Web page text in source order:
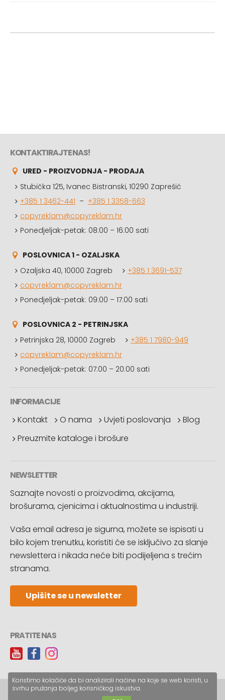
KONTAKTIRAJTE NAS!
URED - PROIZVODNJA - PRODAJA
Stubička 125, Ivanec Bistranski, 10290 Zaprešić
+385 1 3462-441 – +385 1 3358-663
copyreklam@copyreklam.hr
Ponedjeljak-petak: 08:00 – 16:00 sati
POSLOVNICA 1 - OZALJSKA
Ozaljska 40, 10000 Zagreb
+385 1 3691-537
copyreklam@copyreklam.hr
Ponedjeljak-petak: 09:00 – 17:00 sati
POSLOVNICA 2 - PETRINJSKA
Petrinjska 28, 10000 Zagreb
+385 1 7980-949
copyreklam@copyreklam.hr
Ponedjeljak-petak: 07:00 – 20:00 sati
INFORMACIJE
Kontakt
O nama Uvjeti poslovanja
Blog
Preuzmite kataloge i brošure
NEWSLETTER
Saznajte novosti o proizvodima, akcijama,
brošurama, cjenicima i aktualnostima u industriji.
Vaša email adresa je sigurna, možete se ispisati u
bilo kojem trenutku, koristiti će se isključivo za slanje
newslettera i nikada neće biti podijeljena s trećim
stranama.
Upišite se u newsletter
PRATITE NAS
Koristimo kolačiće da bi analizirali načine na koje se web koristi, u
svrhu pružanja boljeg korisničkog iskustva.